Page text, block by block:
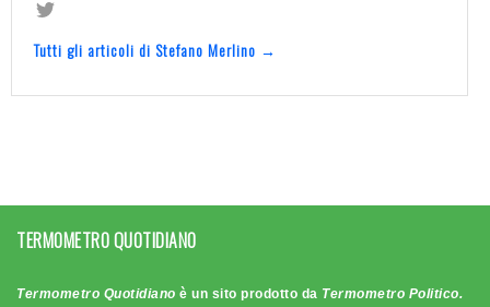
Tutti gli articoli di Stefano Merlino →
TERMOMETRO QUOTIDIANO
Termometro Quotidiano è un sito prodotto da Termometro Politico.